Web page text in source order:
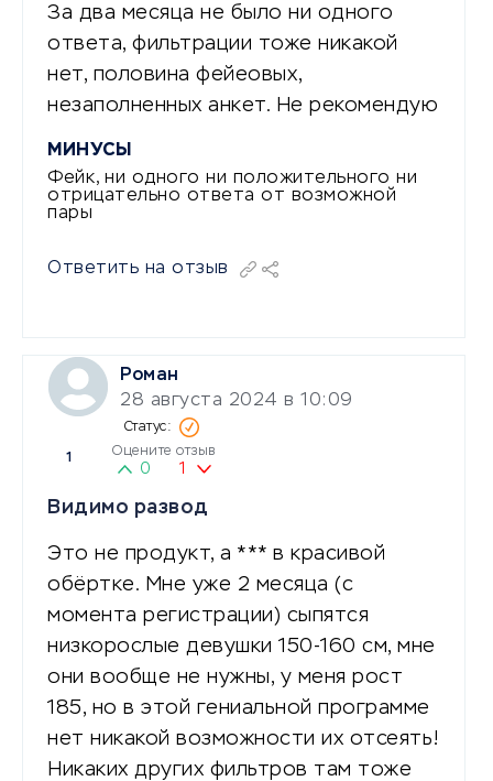
За два месяца не было ни одного
ответа, фильтрации тоже никакой
нет, половина фейеовых,
незаполненных анкет. Не рекомендую
МИНУСЫ
Фейк, ни одного ни положительного ни
отрицательно ответа от возможной
пары
Ответить на отзыв
Роман
28 августа 2024 в 10:09
1 Оцените отзыв
0 1
Видимо развод
Это не продукт, а *** в красивой
обёртке. Мне уже 2 месяца (с
момента регистрации) сыпятся
низкорослые девушки 150-160 см, мне
они вообще не нужны, у меня рост
185, но в этой гениальной программе
нет никакой возможности их отсеять!
Никаких других фильтров там тоже